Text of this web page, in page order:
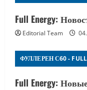
Full Energy:
Editorial Team
ФУЛЛЕРЕН С60 - FULL
Full Energy: